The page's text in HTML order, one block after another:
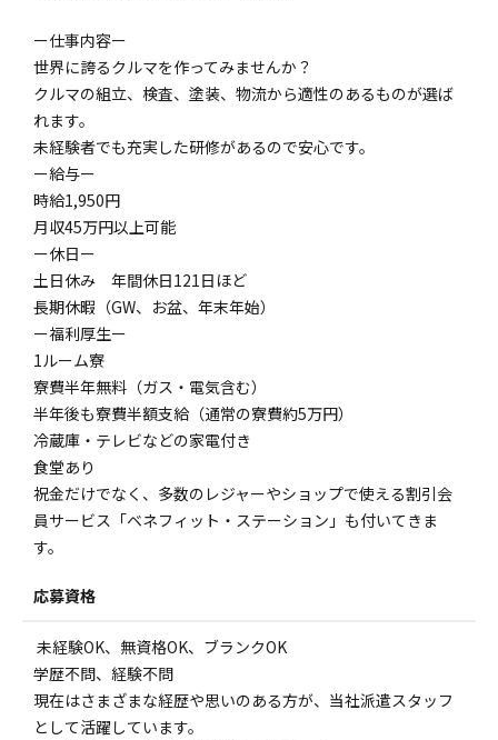
ー仕事内容ー
世界に誇るクルマを作ってみませんか？
クルマの組立、検査、塗装、物流から適性のあるものが選ば
れます。
未経験者でも充実した研修があるので安心です。
ー給与ー
時給1,950円
月収45万円以上可能
ー休日ー
土日休み 年間休日121日ほど
長期休暇（GW、お盆、年末年始）
ー福利厚生ー
1ルーム寮
寮費半年無料（ガス・電気含む）
半年後も寮費半額支給（通常の寮費約5万円）
冷蔵庫・テレビなどの家電付き
食堂あり
祝金だけでなく、多数のレジャーやショップで使える割引会
員サービス「ベネフィット・ステーション」も付いてきま
す。
応募資格
未経験OK、無資格OK、ブランクOK
学歴不問、経験不問
現在はさまざまな経歴や思いのある方が、当社派遣スタッフ
として活躍しています。